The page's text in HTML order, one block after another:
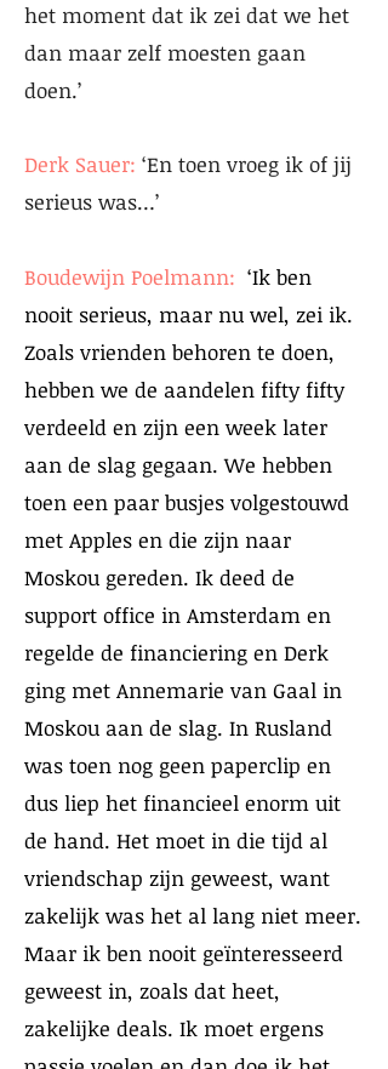
het moment dat ik zei dat we het
dan maar zelf moesten gaan
doen.’
Derk Sauer: ‘En toen vroeg ik of jij
serieus was…’
Boudewijn Poelmann: ‘Ik ben
nooit serieus, maar nu wel, zei ik.
Zoals vrienden behoren te doen,
hebben we de aandelen fifty fifty
verdeeld en zijn een week later
aan de slag gegaan. We hebben
toen een paar busjes volgestouwd
met Apples en die zijn naar
Moskou gereden. Ik deed de
support office in Amsterdam en
regelde de financiering en Derk
ging met Annemarie van Gaal in
Moskou aan de slag. In Rusland
was toen nog geen paperclip en
dus liep het financieel enorm uit
de hand. Het moet in die tijd al
vriendschap zijn geweest, want
zakelijk was het al lang niet meer.
Maar ik ben nooit geïnteresseerd
geweest in, zoals dat heet,
zakelijke deals. Ik moet ergens